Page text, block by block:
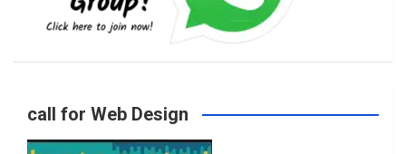
b
o r
call for Web Design